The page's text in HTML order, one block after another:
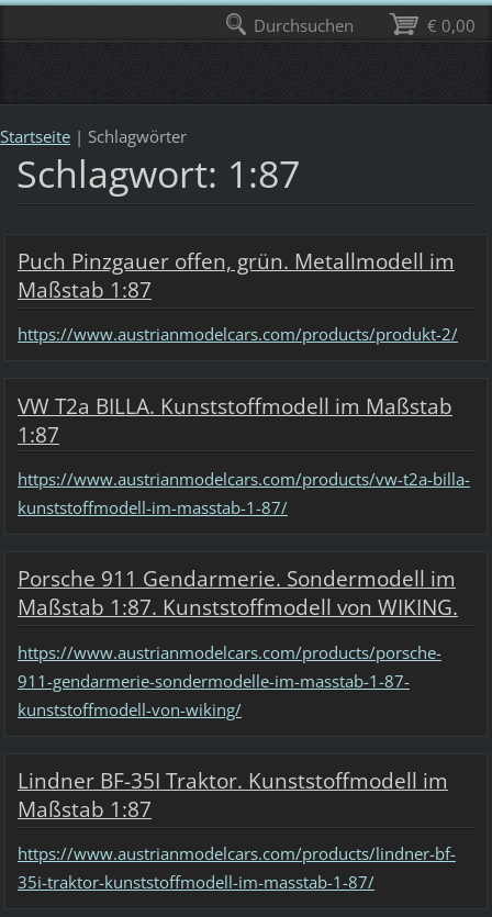
Startseite | Schlagwörter
Schlagwort: 1:87
Puch Pinzgauer offen, grün. Metallmodell im
Maßstab 1:87
https://www.austrianmodelcars.com/products/produkt-2/
VW T2a BILLA. Kunststoffmodell im Maßstab
1:87
https://www.austrianmodelcars.com/products/vw-t2a-billa-
kunststoffmodell-im-masstab-1-87/
Porsche 911 Gendarmerie. Sondermodell im
Maßstab 1:87. Kunststoffmodell von WIKING.
https://www.austrianmodelcars.com/products/porsche-
911-gendarmerie-sondermodelle-im-masstab-1-87-
kunststoffmodell-von-wiking/
Lindner BF-35I Traktor. Kunststoffmodell im
Maßstab 1:87
https://www.austrianmodelcars.com/products/lindner-bf-
35i-traktor-kunststoffmodell-im-masstab-1-87/
€ 0,00
Durchsuchen